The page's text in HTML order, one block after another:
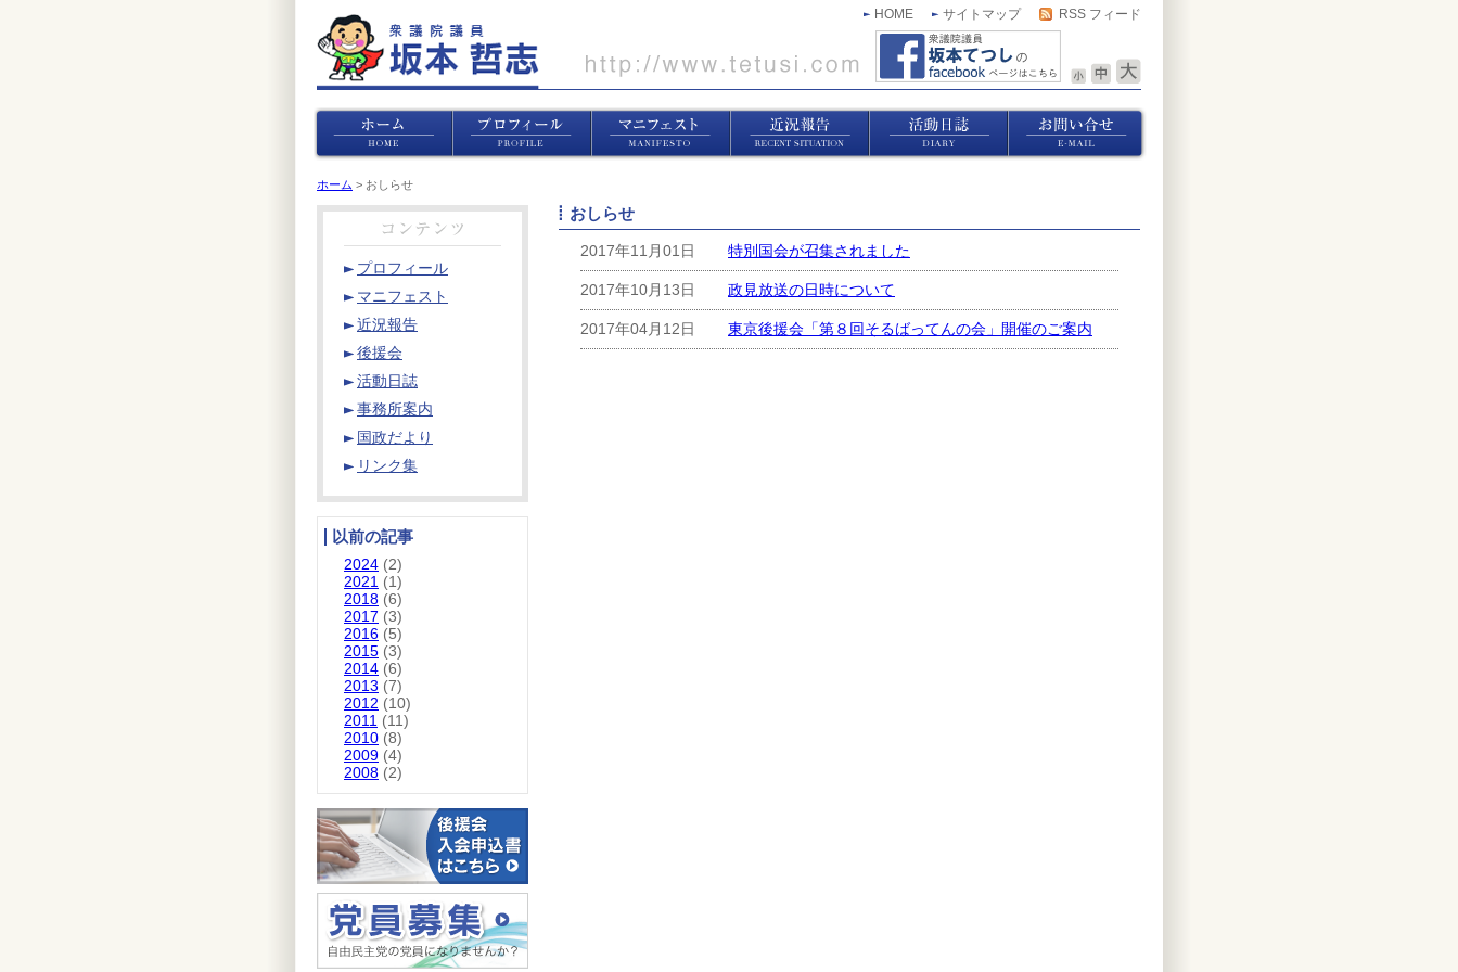
HOME サイトマップ RSS フィード
ホーム > おしらせ
プロフィール
マニフェスト
近況報告
後援会
活動日誌
事務所案内
国政だより
リンク集
以前の記事
2024 (2)
2021 (1)
2018 (6)
2017 (3)
2016 (5)
2015 (3)
2014 (6)
2013 (7)
2012 (10)
2011 (11)
2010 (8)
2009 (4)
2008 (2)
おしらせ
2017年11月01日 特別国会が召集されました
2017年10月13日 政見放送の日時について
2017年04月12日 東京後援会「第８回そるばってんの会」開催のご案内